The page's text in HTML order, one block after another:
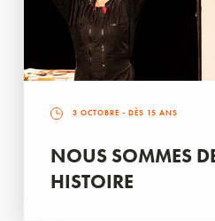
3 OCTOBRE - DÈS 15 ANS
NOUS SOMMES
HISTOIRE